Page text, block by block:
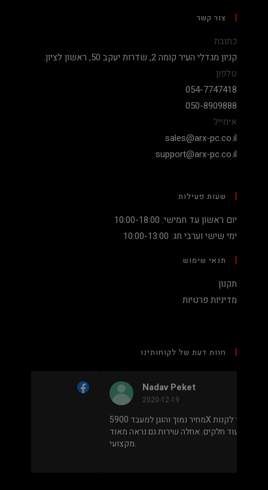
צור קשר
כתובת
קניון מגדלי העיר קומה 2, שדרות יעקב 50, ראשון לציון.
טלפון
054-7747418
050-8909888
אימייל
sales@arx-pc.co.il
support@arx-pc.co.il
שעות פעילות
יום ראשון עד חמישי: 10:00-18:00
ימי שישי וערבי חג: 10:00-13:00
תנאי שימוש
תקנון
מדיניות פרטיות
חוות דעת של לקוחותינו
Nadav Peket
2020-12-19
מחשב שלם או עוד חלקים. אחלה שירות גם נראה מאוד